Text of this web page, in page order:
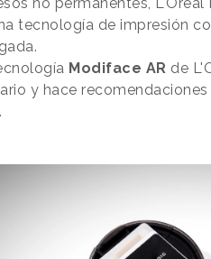
tecnología de impresión
Modiface AR de
y hace